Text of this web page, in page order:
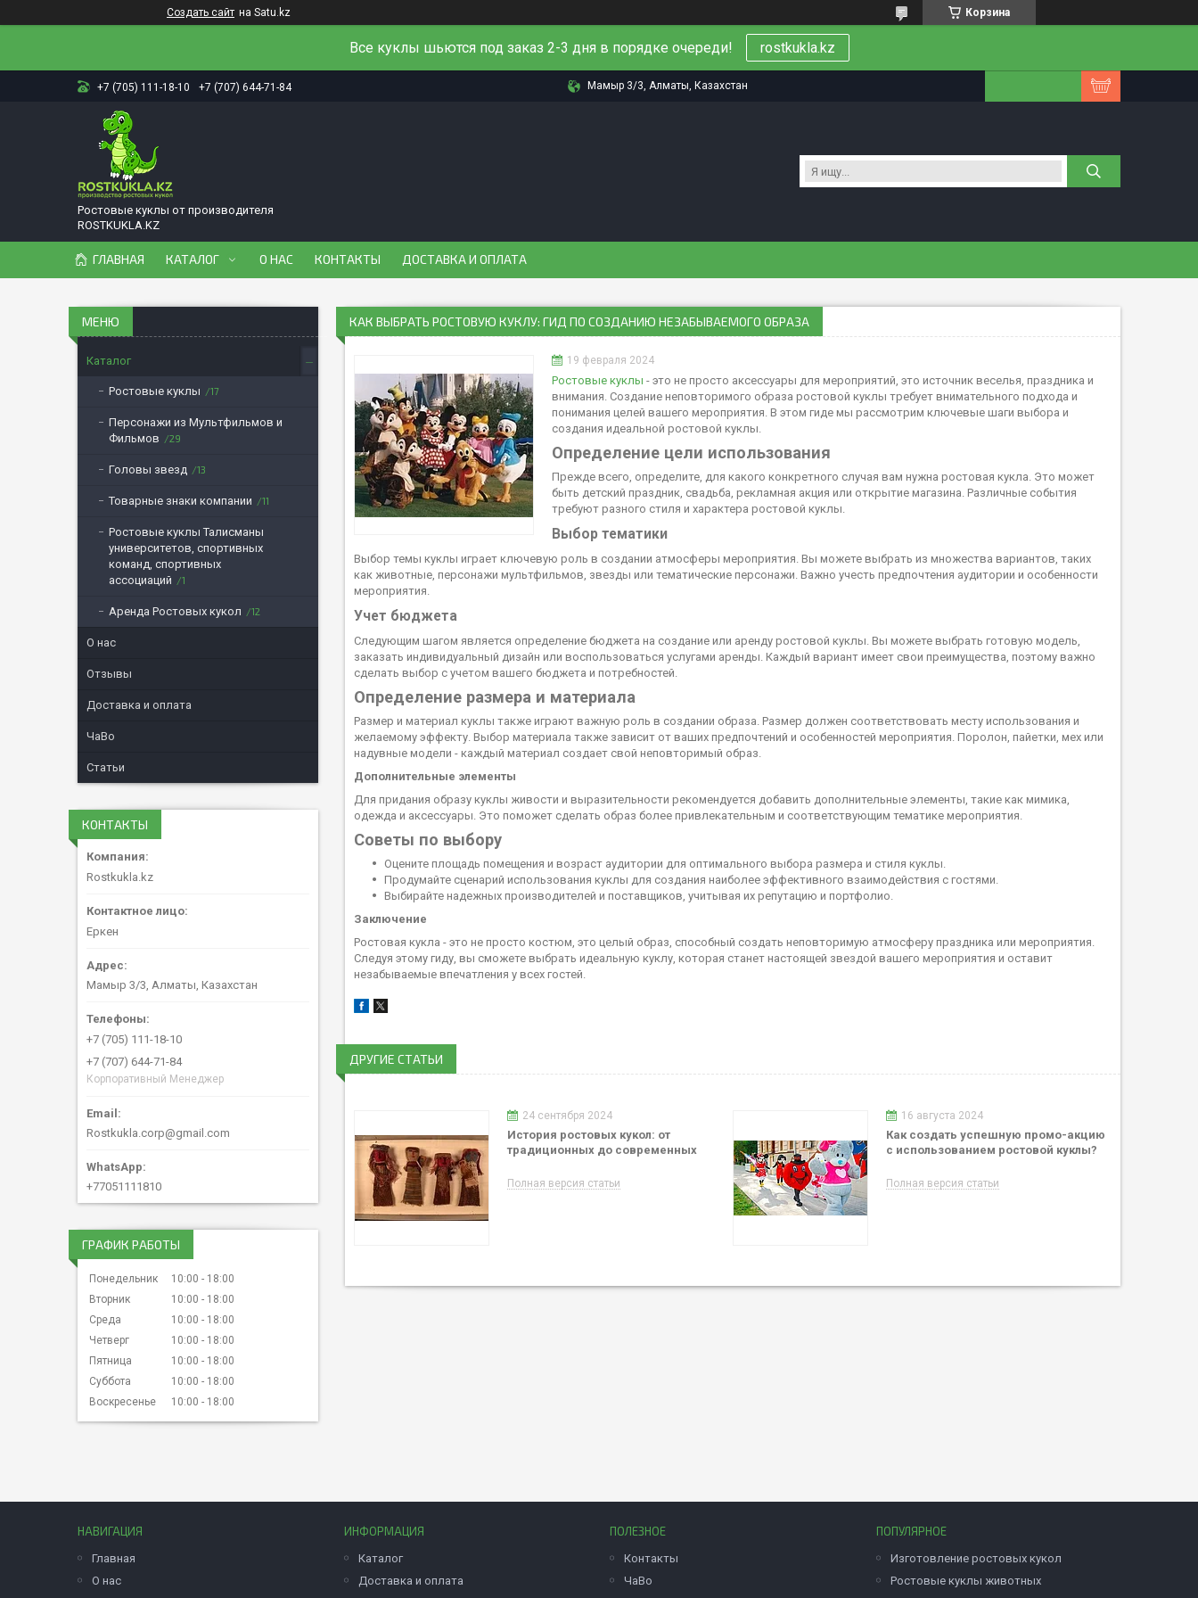
Создать сайт на Satu.kz Корзина
Все куклы шьются под заказ 2-3 дня в порядке очереди! rostkukla.kz
+7 (705) 111-18-10 +7 (707) 644-71-84 Мамыр 3/3, Алматы, Казахстан
Ростовые куклы от производителя
ROSTKUKLA.KZ
ГЛАВНАЯ КАТАЛОГ О НАС КОНТАКТЫ ДОСТАВКА И ОПЛАТА
КАК ВЫБРАТЬ РОСТОВУЮ КУКЛУ: ГИД ПО СОЗДАНИЮ НЕЗАБЫВАЕМОГО ОБРАЗА
19 февраля 2024
Ростовые куклы - это не просто аксессуары для мероприятий, это источник веселья, праздника и
внимания. Создание неповторимого образа ростовой куклы требует внимательного подхода и
понимания целей вашего мероприятия. В этом гиде мы рассмотрим ключевые шаги выбора и
создания идеальной ростовой куклы.
Определение цели использования
Прежде всего, определите, для какого конкретного случая вам нужна ростовая кукла. Это может
быть детский праздник, свадьба, рекламная акция или открытие магазина. Различные события
требуют разного стиля и характера ростовой куклы.
Выбор тематики
Выбор темы куклы играет ключевую роль в создании атмосферы мероприятия. Вы можете выбрать из множества вариантов, таких
как животные, персонажи мультфильмов, звезды или тематические персонажи. Важно учесть предпочтения аудитории и особенности
мероприятия.
Учет бюджета
Следующим шагом является определение бюджета на создание или аренду ростовой куклы. Вы можете выбрать готовую модель,
заказать индивидуальный дизайн или воспользоваться услугами аренды. Каждый вариант имеет свои преимущества, поэтому важно
сделать выбор с учетом вашего бюджета и потребностей.
Определение размера и материала
Размер и материал куклы также играют важную роль в создании образа. Размер должен соответствовать месту использования и
желаемому эффекту. Выбор материала также зависит от ваших предпочтений и особенностей мероприятия. Поролон, пайетки, мех или
надувные модели - каждый материал создает свой неповторимый образ.
Дополнительные элементы
Для придания образу куклы живости и выразительности рекомендуется добавить дополнительные элементы, такие как мимика,
одежда и аксессуары. Это поможет сделать образ более привлекательным и соответствующим тематике мероприятия.
Советы по выбору
Оцените площадь помещения и возраст аудитории для оптимального выбора размера и стиля куклы.
Продумайте сценарий использования куклы для создания наиболее эффективного взаимодействия с гостями.
Выбирайте надежных производителей и поставщиков, учитывая их репутацию и портфолио.
Заключение
Ростовая кукла - это не просто костюм, это целый образ, способный создать неповторимую атмосферу праздника или мероприятия.
Следуя этому гиду, вы сможете выбрать идеальную куклу, которая станет настоящей звездой вашего мероприятия и оставит
незабываемые впечатления у всех гостей.
ДРУГИЕ СТАТЬИ
24 сентября 2024
История ростовых кукол: от
традиционных до современных
Полная версия статьи
16 августа 2024
Как создать успешную промо-акцию
с использованием ростовой куклы?
Полная версия статьи
Каталог
Ростовые куклы 17
Персонажи из Мультфильмов и
Фильмов
29
Головы звезд 13
Товарные знаки компании 11
Ростовые куклы Талисманы
университетов, спортивных
команд, спортивных
ассоциаций
1
Аренда Ростовых кукол 12
О нас
Отзывы
Доставка и оплата
ЧаВо
Статьи
КОНТАКТЫ
Rostkukla.kz
Еркен
Мамыр 3/3, Алматы, Казахстан
+7 (705) 111-18-10
+7 (707) 644-71-84
Корпоративный Менеджер
Rostkukla.corp@gmail.com
+77051111810
ГРАФИК РАБОТЫ
Понедельник 10:00
18:00
Вторник
10:00
18:00
Среда
10:00
18:00
Четверг
10:00
18:00
Пятница
10:00
18:00
Суббота
10:00
18:00
Воскресенье
10:00 18:00
НАВИГАЦИЯ
Главная
О нас
ИНФОРМАЦИЯ
Каталог
Доставка и оплата
ПОЛЕЗНОЕ
Контакты
ЧаВо
ПОПУЛЯРНОЕ
Изготовление ростовых кукол
Ростовые куклы животных